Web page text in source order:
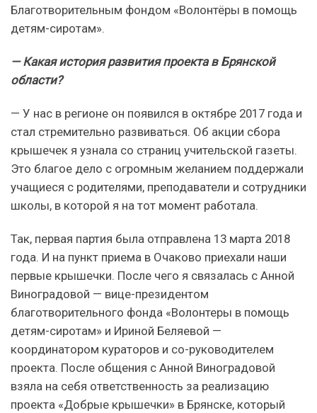
Благотворительным фондом «Волонтёры в помощь
детям-сиротам».
— Какая история развития проекта в Брянской
области?
— У нас в регионе он появился в октябре 2017 года и
стал стремительно развиваться. Об акции сбора
крышечек я узнала со страниц учительской газеты.
Это благое дело с огромным желанием поддержали
учащиеся с родителями, преподаватели и сотрудники
школы, в которой я на тот момент работала.
Так, первая партия была отправлена 13 марта 2018
года. И на пункт приема в Очаково приехали наши
первые крышечки. После чего я связалась с Анной
Виноградовой — вице-президентом
благотворительного фонда «Волонтеры в помощь
детям-сиротам» и Ириной Беляевой —
координатором кураторов и со-руководителем
проекта. После общения с Анной Виноградовой
взяла на себя ответственность за реализацию
проекта «Добрые крышечки» в Брянске, который